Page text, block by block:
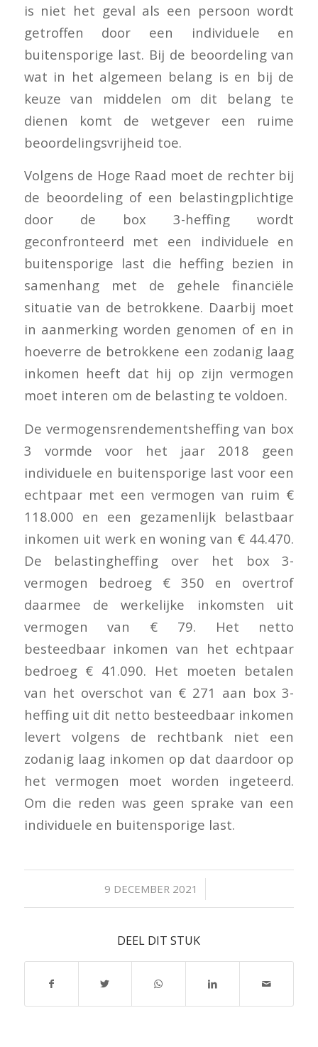
is niet het geval als een persoon wordt
getroffen door een individuele en
buitensporige last. Bij de beoordeling van
wat in het algemeen belang is en bij de
keuze van middelen om dit belang te
dienen komt de wetgever een ruime
beoordelingsvrijheid toe.
Volgens de Hoge Raad moet de rechter bij
de beoordeling of een belastingplichtige
door de box 3-heffing wordt
geconfronteerd met een individuele en
buitensporige last die heffing bezien in
samenhang met de gehele financiële
situatie van de betrokkene. Daarbij moet
in aanmerking worden genomen of en in
hoeverre de betrokkene een zodanig laag
inkomen heeft dat hij op zijn vermogen
moet interen om de belasting te voldoen.
De vermogensrendementsheffing van box
3 vormde voor het jaar 2018 geen
individuele en buitensporige last voor een
echtpaar met een vermogen van ruim €
118.000 en een gezamenlijk belastbaar
inkomen uit werk en woning van € 44.470.
De belastingheffing over het box 3-
vermogen bedroeg € 350 en overtrof
daarmee de werkelijke inkomsten uit
vermogen van € 79. Het netto
besteedbaar inkomen van het echtpaar
bedroeg € 41.090. Het moeten betalen
van het overschot van € 271 aan box 3-
heffing uit dit netto besteedbaar inkomen
levert volgens de rechtbank niet een
zodanig laag inkomen op dat daardoor op
het vermogen moet worden ingeteerd.
Om die reden was geen sprake van een
individuele en buitensporige last.
9 DECEMBER 2021
/
DEEL DIT STUK